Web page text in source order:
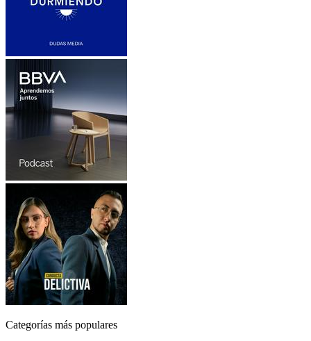
Categorías más populares